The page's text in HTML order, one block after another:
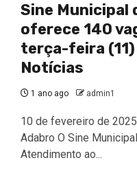
Sine Municipal
oferece 140
terça-feira (11)
Notícias
1 ano ago admin1
10 de fevereiro de
Adabro O Sine
Atendimento ao...